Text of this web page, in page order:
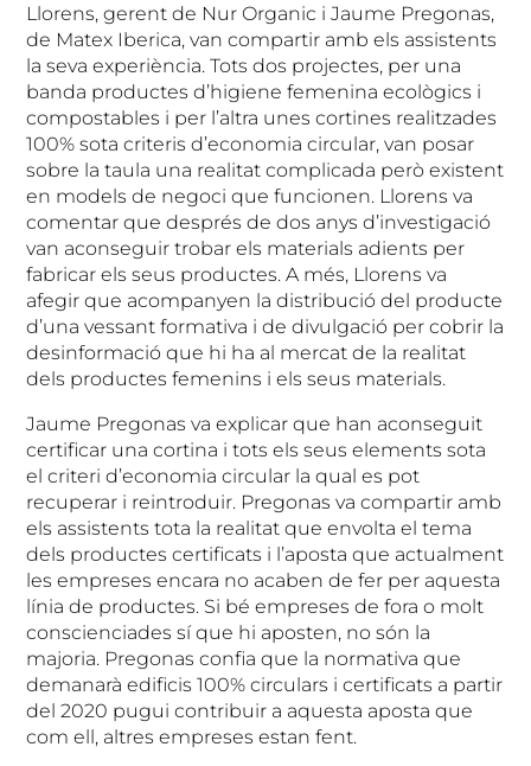
Llorens, gerent de Nur Organic i Jaume Pregonas,
de Matex Iberica, van compartir amb els assistents
la seva experiència. Tots dos projectes, per una
banda productes d’higiene femenina ecològics i
compostables i per l’altra unes cortines realitzades
100% sota criteris d’economia circular, van posar
sobre la taula una realitat complicada però existent
en models de negoci que funcionen. Llorens va
comentar que després de dos anys d’investigació
van aconseguir trobar els materials adients per
fabricar els seus productes. A més, Llorens va
afegir que acompanyen la distribució del producte
d’una vessant formativa i de divulgació per cobrir la
desinformació que hi ha al mercat de la realitat
dels productes femenins i els seus materials.
Jaume Pregonas va explicar que han aconseguit
certificar una cortina i tots els seus elements sota
el criteri d’economia circular la qual es pot
recuperar i reintroduir. Pregonas va compartir amb
els assistents tota la realitat que envolta el tema
dels productes certificats i l’aposta que actualment
les empreses encara no acaben de fer per aquesta
línia de productes. Si bé empreses de fora o molt
conscienciades sí que hi aposten, no són la
majoria. Pregonas confia que la normativa que
demanarà edificis 100% circulars i certificats a partir
del 2020 pugui contribuir a aquesta aposta que
com ell, altres empreses estan fent.